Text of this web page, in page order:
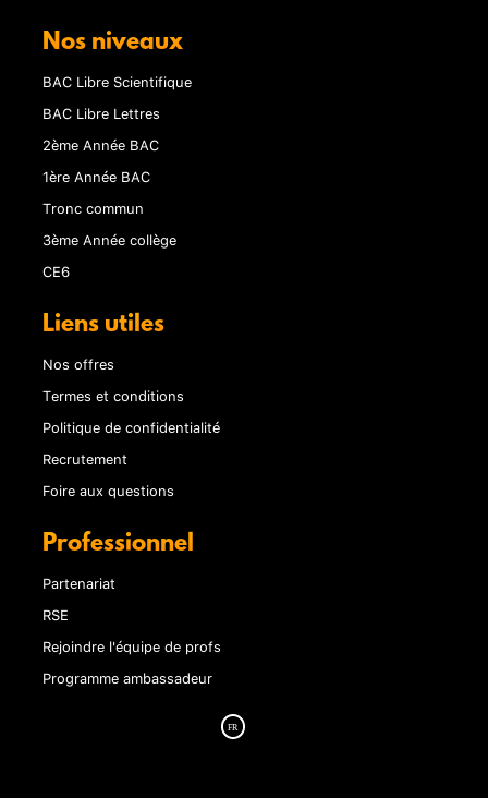
Nos niveaux
BAC Libre Scientifique
BAC Libre Lettres
2ème Année BAC
1ère Année BAC
Tronc commun
3ème Année collège
CE6
Liens utiles
Nos offres
Termes et conditions
Politique de confidentialité
Recrutement
Foire aux questions
Professionnel
Partenariat
RSE
Rejoindre l'équipe de profs
Programme ambassadeur